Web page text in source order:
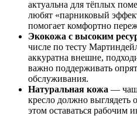
актуальна для тёплых
любят «парниковый
помогает комфортно
Экокожа с высоким
числе по тесту
аккуратна внешне,
важно поддерживать
обслуживания.
Натуральная кожа —
кресло должно выглядеть
этом оставаться рабочим